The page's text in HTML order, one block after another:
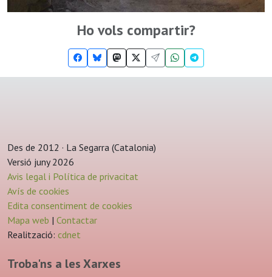
Ho vols compartir?
Des de 2012 · La Segarra (Catalonia)
Versió juny 2026
Avis legal i Política de privacitat
Avís de cookies
Edita consentiment de cookies
Mapa web | Contactar
Realització: cdnet
Troba'ns a les Xarxes